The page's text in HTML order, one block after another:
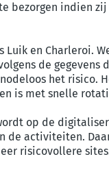
bezorgen indien
en Charleroi.
de gegevens
het risico.
is met snelle
op de
de activiteiten.
risicovollere